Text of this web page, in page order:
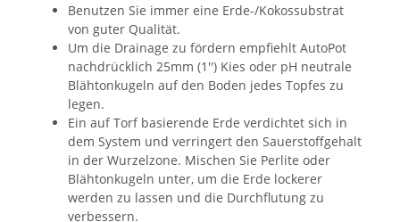
Benutzen Sie immer eine Erde-/Kokossubstrat
von guter Qualität.
Um die Drainage zu fördern empfiehlt AutoPot
nachdrücklich 25mm (1'') Kies oder pH neutrale
Blähtonkugeln auf den Boden jedes Topfes zu
legen.
Ein auf Torf basierende Erde verdichtet sich in
dem System und verringert den Sauerstoffgehalt
in der Wurzelzone. Mischen Sie Perlite oder
Blähtonkugeln unter, um die Erde lockerer
werden zu lassen und die Durchflutung zu
verbessern.